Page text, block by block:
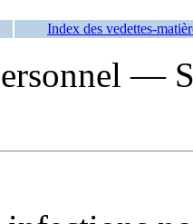
Index des vedettes-
—